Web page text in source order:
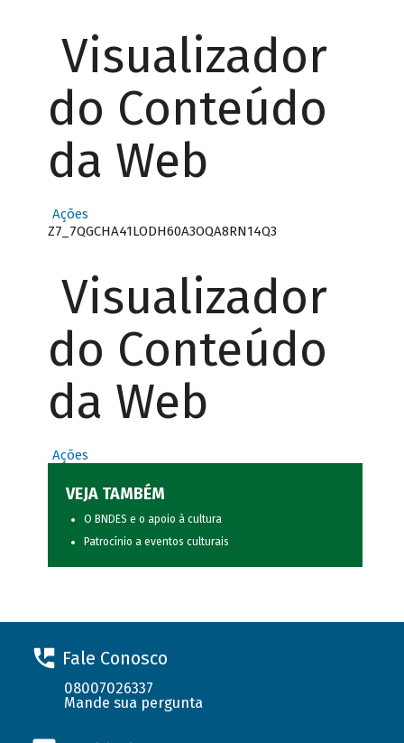
Visualizador
do Conteúdo
da Web
Ações
Z7_7QGCHA41LODH60A3OQA8RN14Q3
Visualizador
do Conteúdo
da Web
Ações
VEJA TAMBÉM
O BNDES e o apoio à cultura
Patrocínio a eventos culturais
Fale Conosco
08007026337
Mande sua pergunta